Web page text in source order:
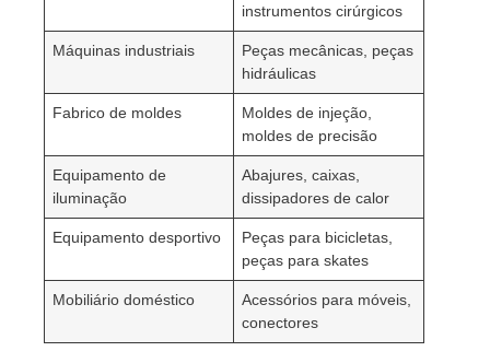
instrumentos cirúrgicos
Máquinas industriais
Peças mecânicas, peças
hidráulicas
Fabrico de moldes
Moldes de injeção,
moldes de precisão
Equipamento de
iluminação
Abajures, caixas,
dissipadores de calor
Equipamento desportivo
Peças para bicicletas,
peças para skates
Mobiliário doméstico
Acessórios para móveis,
conectores